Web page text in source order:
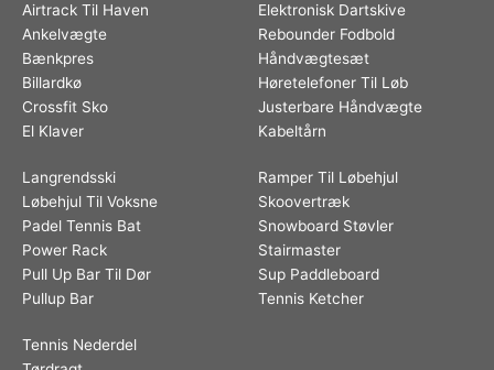
Airtrack Til Haven
Ankelvægte
Bænkpres
Billardkø
Crossfit Sko
El Klaver
Elektronisk Dartskive
Rebounder Fodbold
Håndvægtesæt
Høretelefoner Til Løb
Justerbare Håndvægte
Kabeltårn
Langrendsski
Løbehjul Til Voksne
Padel Tennis Bat
Power Rack
Pull Up Bar Til Dør
Pullup Bar
Ramper Til Løbehjul
Skoovertræk
Snowboard Støvler
Stairmaster
Sup Paddleboard
Tennis Ketcher
Tennis Nederdel